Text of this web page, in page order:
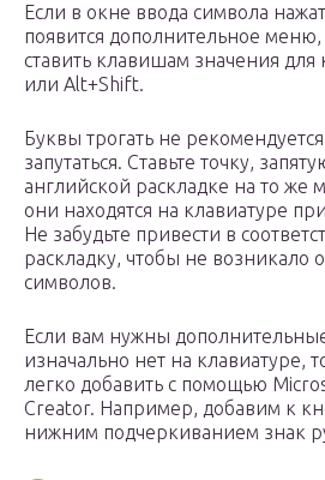
Если в окне ввода символа
появится дополнительное
ставить клавишам значения
или Alt+Shift.
Буквы трогать не
запутаться. Ставьте точку,
английской раскладке на то же
они находятся на клавиатуре
Не забудьте привести в
раскладку, чтобы не
символов.
Если вам нужны
изначально нет на клавиатуре,
легко добавить с помощью
Creator. Например, добавим к
нижним подчеркиванием знак